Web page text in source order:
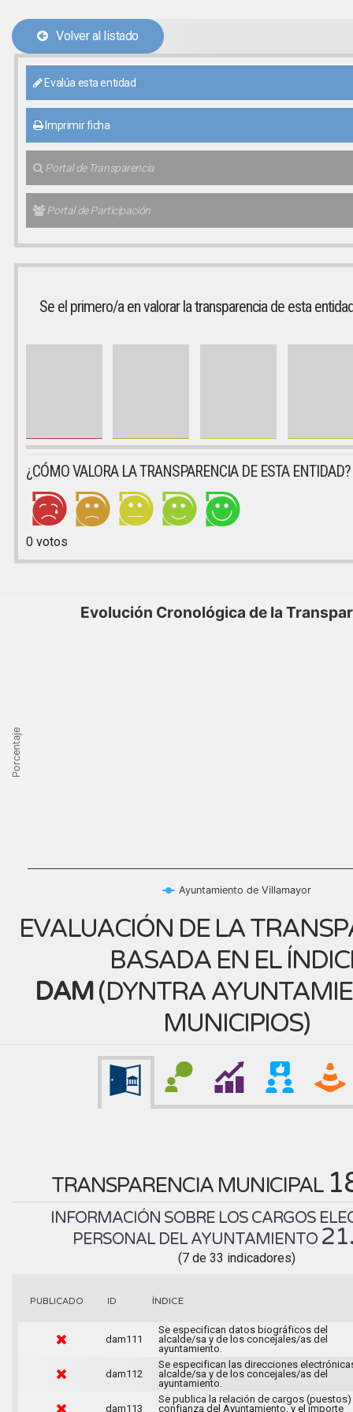
Volver al listado
Evalúa esta entidad
Imprimir ficha
Portal de Transparencia
Portal de Participación
Se el primero/a en valorar la transparencia de esta
¿CÓMO VALORA LA TRANSPARENCIA DE ESTA ENTIDAD?
0votos
Porcentaje
Evolución Cronológica de la
Ayuntamiento de Villamayor
EVALUACIÓN DE LA
BASADA EN EL
DAM(DYNTRA
MUNICIPIOS)
TRANSPARENCIA MUNICIPAL
INFORMACIÓN SOBRE LOS CARGOS
PERSONAL DEL AYUNTAMIENTO
(7 de 33 indicadores)
PUBLICADO ID ÍNDICE
dam111
Se especifican datos biográficos del
alcalde/sa y de los concejales/as del
ayuntamiento.
dam112
Se especifican las direcciones
alcalde/sa y de los concejales/as del
ayuntamiento.
dam113
Se publica la relación de cargos
confianza del Ayuntamiento, y el importe